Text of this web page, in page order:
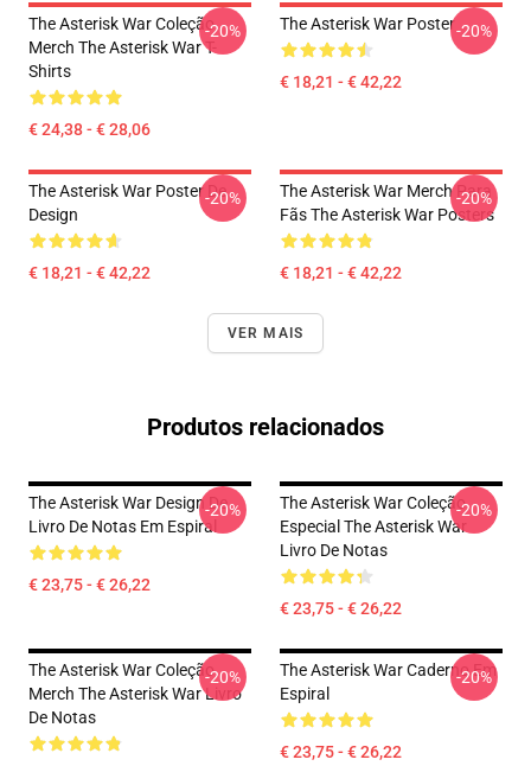
The Asterisk War Coleção
Merch The Asterisk War T-
Shirts
€ 24,38 - € 28,06
-20% The Asterisk War Poster
€ 18,21 - € 42,22
-20%
The Asterisk War Poster De
Design
€ 18,21 - € 42,22
-20%
The Asterisk War Merch Para
Fãs The Asterisk War Posters
€ 18,21 - € 42,22
-20%
VER MAIS
Produtos relacionados
The Asterisk War Design De
Livro De Notas Em Espiral
€ 23,75 - € 26,22
-20%
The Asterisk War Coleção
Especial The Asterisk War
Livro De Notas
€ 23,75 - € 26,22
-20%
The Asterisk War Coleção
Merch The Asterisk War Livro
De Notas
-20%
The Asterisk War Caderno Em
Espiral
€ 23,75 - € 26,22
-20%